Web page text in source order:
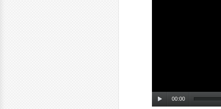
00:00